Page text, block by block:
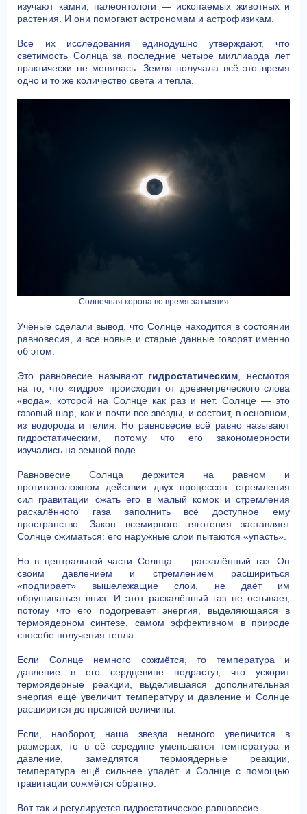
изучают камни, палеонтологи — ископаемых животных и
растения. И они помогают астрономам и астрофизикам.
Все их исследования единодушно утверждают, что
светимость Солнца за последние четыре миллиарда лет
практически не менялась: Земля получала всё это время
одно и то же количество света и тепла.
Солнечная корона во время затмения
Учёные сделали вывод, что Солнце находится в состоянии
равновесия, и все новые и старые данные говорят именно
об этом.
Это равновесие называют гидростатическим , несмотря
на то, что «гидро» происходит от древнегреческого слова
«вода», которой на Солнце как раз и нет. Солнце — это
газовый шар, как и почти все звёзды, и состоит, в основном,
из водорода и гелия. Но равновесие всё равно называют
гидростатическим, потому что его закономерности
изучались на земной воде.
Равновесие Солнца держится на равном и
противоположном действии двух процессов: стремления
сил гравитации сжать его в малый комок и стремления
раскалённого газа заполнить всё доступное ему
пространство. Закон всемирного тяготения заставляет
Солнце сжиматься: его наружные слои пытаются «упасть».
Но в центральной части Солнца — раскалённый газ. Он
своим давлением и стремлением расшириться
«подпирает» вышележащие слои, не даёт им
обрушиваться вниз. И этот раскалённый газ не остывает,
потому что его подогревает энергия, выделяющаяся в
термоядерном синтезе, самом эффективном в природе
способе получения тепла.
Если Солнце немного сожмётся, то температура и
давление в его сердцевине подрастут, что ускорит
термоядерные реакции, выделившаяся дополнительная
энергия ещё увеличит температуру и давление и Солнце
расширится до прежней величины.
Если, наоборот, наша звезда немного увеличится в
размерах, то в её середине уменьшатся температура и
давление, замедлятся термоядерные реакции,
температура ещё сильнее упадёт и Солнце с помощью
гравитации сожмётся обратно.
Вот так и регулируется гидростатическое равновесие.